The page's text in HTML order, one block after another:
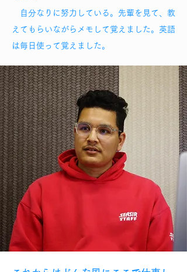
自分なりに努力している。先輩を見て、教
えてもらいながらメモして覚えました。英語
は毎日使って覚えました。